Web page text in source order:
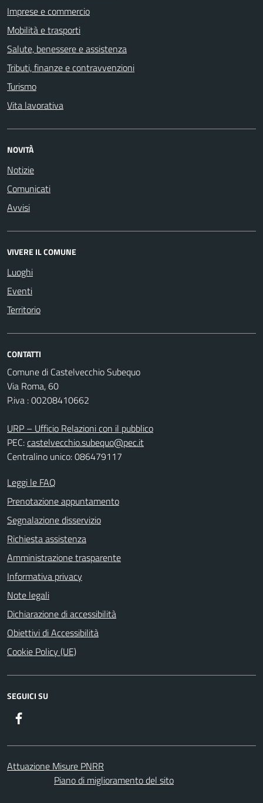
Imprese e commercio
Mobilità e trasporti
Salute, benessere e assistenza
Tributi, finanze e contravvenzioni
Turismo
Vita lavorativa
NOVITÀ
Notizie
Comunicati
Avvisi
VIVERE IL COMUNE
Luoghi
Eventi
Territorio
CONTATTI
Comune di Castelvecchio Subequo
Via Roma, 60
P.iva : 00208410662
URP – Ufficio Relazioni con il pubblico
PEC:castelvecchio.subequo@pec.it
Centralino unico: 086479117
Leggi le FAQ
Prenotazione appuntamento
Segnalazione disservizio
Richiesta assistenza
Amministrazione trasparente
Informativa privacy
Note legali
Dichiarazione di accessibilità
Obiettivi di Accessibilità
Cookie Policy (UE)
SEGUICI SU
Attuazione Misure PNRR
Piano di miglioramento del sito